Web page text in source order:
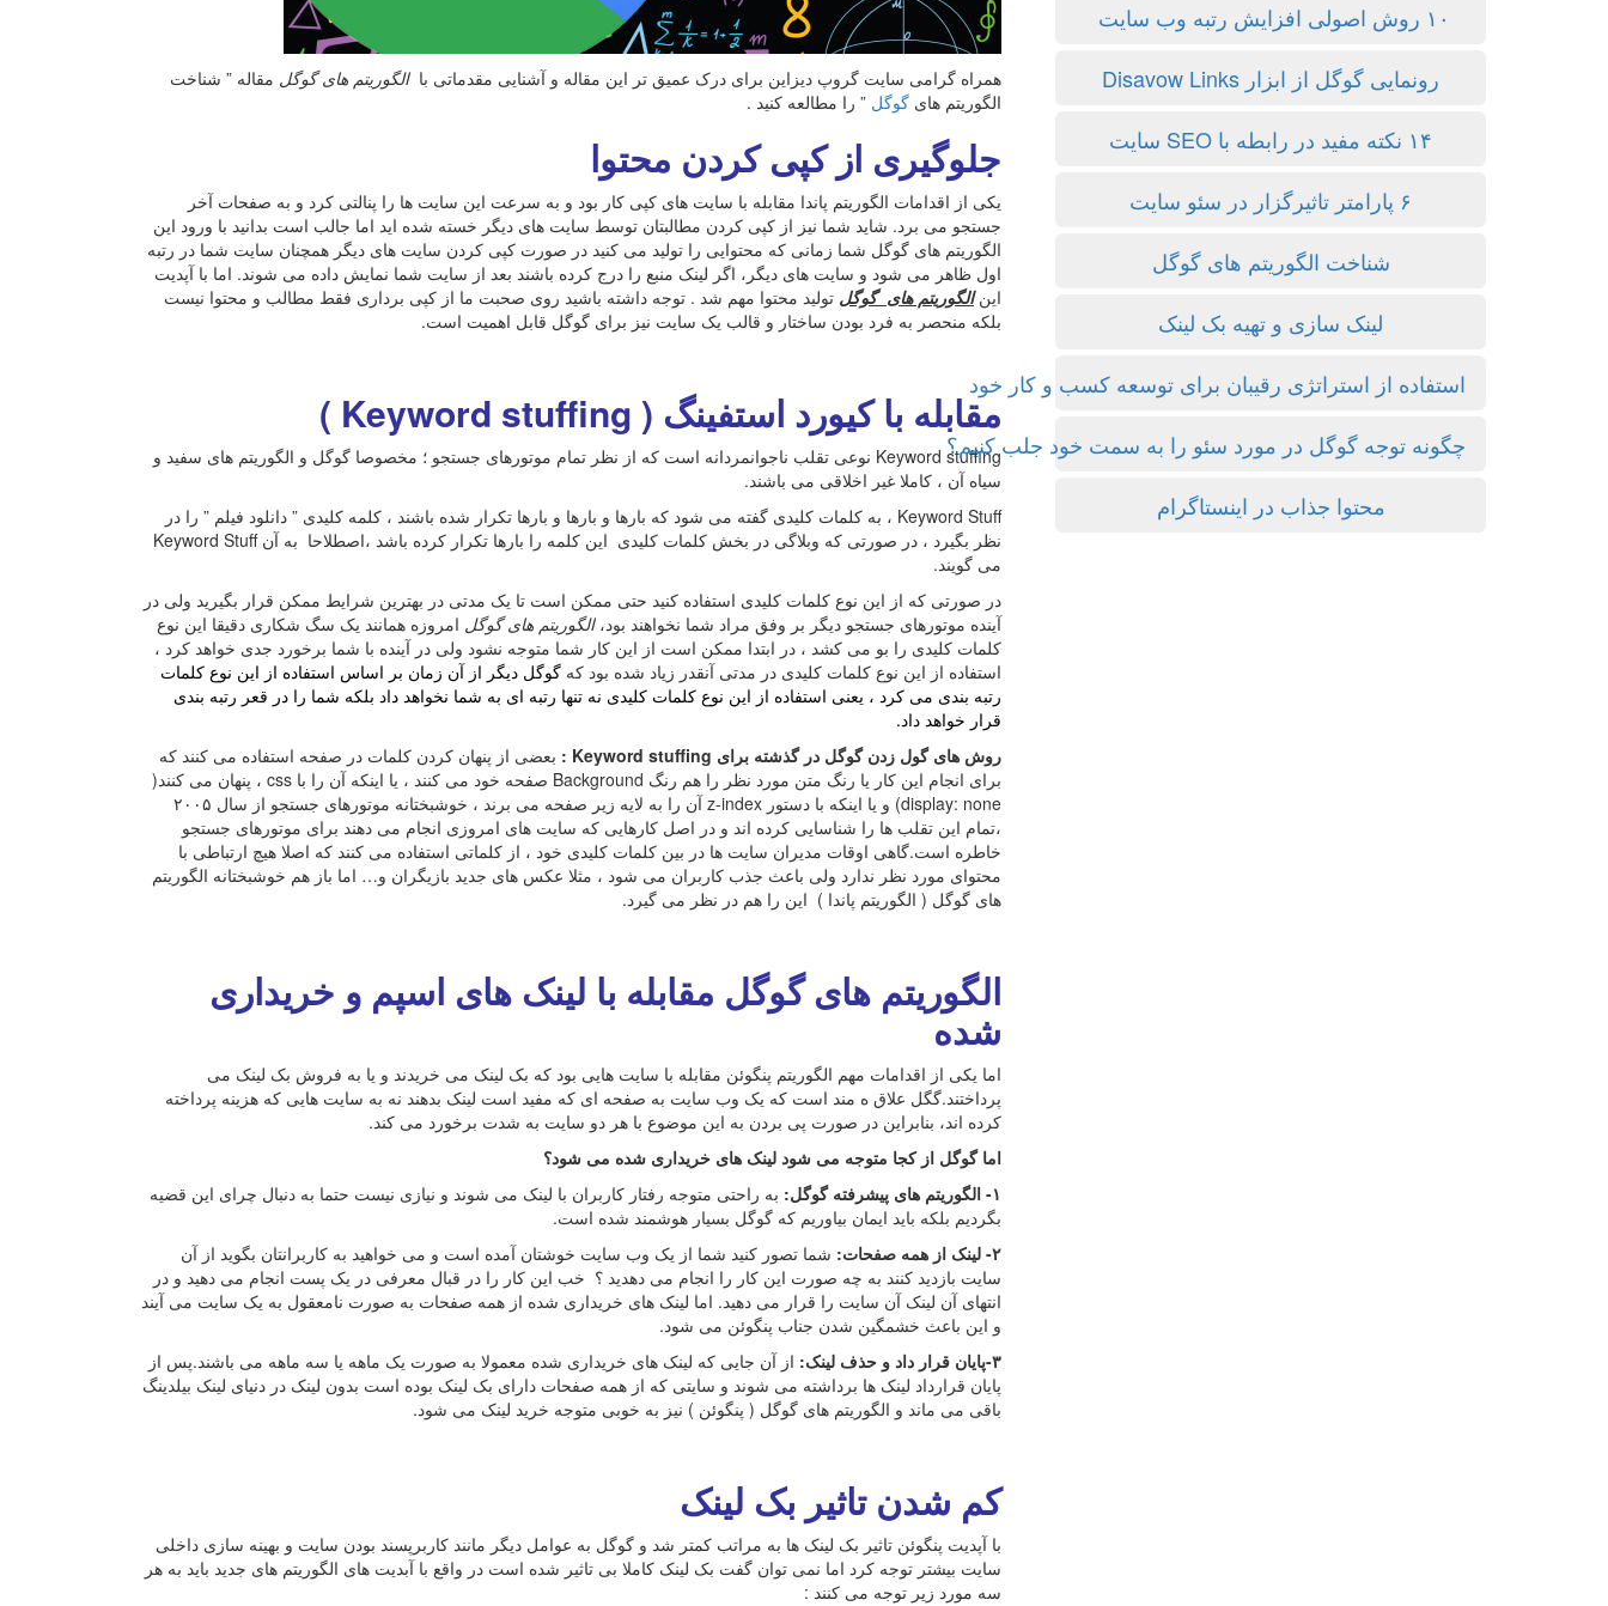
همراه گرامی سایت گروپ دیزاین برای درک عمیق تر این مقاله و آشنایی مقدماتی با الگوریتم های گوگل مقاله ” شناخت
الگوریتم های گوگل ” را مطالعه کنید .
جلوگیری از کپی کردن محتوا
یکی از اقدامات الگوریتم پاندا مقابله با سایت های کپی کار بود و به سرعت این سایت ها را پنالتی کرد و به صفحات آخر
جستجو می برد. شاید شما نیز از کپی کردن مطالبتان توسط سایت های دیگر خسته شده اید اما جالب است بدانید با ورود این
الگوریتم های گوگل شما زمانی که محتوایی را تولید می کنید در صورت کپی کردن سایت های دیگر همچنان سایت شما در رتبه
اول ظاهر می شود و سایت های دیگر، اگر لینک منبع را درج کرده باشند بعد از سایت شما نمایش داده می شوند. اما با آپدیت
اینالگوریتم های گوگل تولید محتوا مهم شد . توجه داشته باشید روی صحبت ما از کپی برداری فقط مطالب و محتوا نیست
بلکه منحصر به فرد بودن ساختار و قالب یک سایت نیز برای گوگل قابل اهمیت است.
مقابله با کیورد استفینگ ( Keyword stuffing )
Keyword stuffing نوعی تقلب ناجوانمردانه است که از نظر تمام موتورهای جستجو ؛ مخصوصا گوگل و الگوریتم های سفید و
سیاه آن ، کاملا غیر اخلاقی می باشند.
Keyword Stuff ، به کلمات کلیدی گفته می شود که بارها و بارها و بارها تکرار شده باشند ، کلمه کلیدی ” دانلود فیلم ” را در
می گویند.
در صورتی که از این نوع کلمات کلیدی استفاده کنید حتی ممکن است تا یک مدتی در بهترین شرایط ممکن قرار بگیرید ولی در
آینده موتورهای جستجو دیگر بر وفق مراد شما نخواهند بود،الگوریتم های گوگل امروزه همانند یک سگ شکاری دقیقا این نوع
کلمات کلیدی را بو می کشد ، در ابتدا ممکن است از این کار شما متوجه نشود ولی در آینده با شما برخورد جدی خواهد کرد ،
استفاده از این نوع کلمات کلیدی در مدتی آنقدر زیاد شده بود که گوگل دیگر از آن زمان بر اساس استفاده از این نوع کلمات
رتبه بندی می کرد ، یعنی استفاده از این نوع کلمات کلیدی نه تنها رتبه ای به شما نخواهد داد بلکه شما را در قعر رتبه بندی
قرار خواهد داد.
روش های گول زدن گوگل در گذشته برای Keyword stuffing :
بعضی از پنهان کردن کلمات در صفحه استفاده می کنند که
برای انجام این کار یا رنگ متن مورد نظر را هم رنگ Background صفحه خود می کنند ، یا اینکه آن را با css ، پنهان می کنند(
display: none) و یا اینکه با دستور z-index آن را به لایه زیر صفحه می برند ، خوشبختانه موتورهای جستجو از سال ۲۰۰۵
،تمام این تقلب ها را شناسایی کرده اند و در اصل کارهایی که سایت های امروزی انجام می دهند برای موتورهای جستجو
خاطره است.گاهی اوقات مدیران سایت ها در بین کلمات کلیدی خود ، از کلماتی استفاده می کنند که اصلا هیچ ارتباطی با
محتوای مورد نظر ندارد ولی باعث جذب کاربران می شود ، مثلا عکس های جدید بازیگران و… اما باز هم خوشبختانه الگوریتم
های گوگل ( الگوریتم پاندا ) این را هم در نظر می گیرد.
الگوریتم های گوگل مقابله با لینک های اسپم و خریداری
شده
اما یکی از اقدامات مهم الگوریتم پنگوئن مقابله با سایت هایی بود که بک لینک می خریدند و یا به فروش بک لینک می
پرداختند.گگل علاق ه مند است که یک وب سایت به صفحه ای که مفید است لینک بدهند نه به سایت هایی که هزینه پرداخته
کرده اند، بنابراین در صورت پی بردن به این موضوع با هر دو سایت به شدت برخورد می کند.
اما گوگل از کجا متوجه می شود لینک های خریداری شده می شود؟
۱- الگوریتم های پیشرفته گوگل:
به راحتی متوجه رفتار کاربران با لینک می شوند و نیازی نیست حتما به دنبال چرای این قضیه
بگردیم بلکه باید ایمان بیاوریم که گوگل بسیار هوشمند شده است.
۲- لینک از همه صفحات:
شما تصور کنید شما از یک وب سایت خوشتان آمده است و می خواهید به کاربرانتان بگوید از آن
سایت بازدید کنند به چه صورت این کار را انجام می دهدید ؟ خب این کار را در قبال معرفی در یک پست انجام می دهید و در
انتهای آن لینک آن سایت را قرار می دهید. اما لینک های خریداری شده از همه صفحات به صورت نامعقول به یک سایت می آیند
و این باعث خشمگین شدن جناب پنگوئن می شود.
۳-پایان قرار داد و حذف لینک:
از آن جایی که لینک های خریداری شده معمولا به صورت یک ماهه یا سه ماهه می باشند.پس از
پایان قرارداد لینک ها برداشته می شوند و سایتی که از همه صفحات دارای بک لینک بوده است بدون لینک در دنیای لینک بیلدینگ
باقی می ماند و الگوریتم های گوگل ( پنگوئن ) نیز به خوبی متوجه خرید لینک می شود.
کم شدن تاثیر بک لینک
با آپدیت پنگوئن تاثیر بک لینک ها به مراتب کمتر شد و گوگل به عوامل دیگر مانند کاربرپسند بودن سایت و بهینه سازی داخلی
سایت بیشتر توجه کرد اما نمی توان گفت بک لینک کاملا بی تاثیر شده است در واقع با آبدیت های الگوریتم های جدید باید به هر
سه مورد زیر توجه می کنند :
۱۰ روش اصولی افزایش رتبه وب سایت
رونمایی گوگل از ابزار Disavow Links
۱۴ نکته مفید در رابطه با SEO سایت
۶ پارامتر تاثیرگزار در سئو سایت
شناخت الگوریتم های گوگل
لینک سازی و تهیه بک لینک
استفاده از استراتژی رقیبان برای توسعه کسب و کار خود
چگونه توجه گوگل در مورد سئو را به سمت خود جلب کنیم؟
محتوا جذاب در اینستاگرام